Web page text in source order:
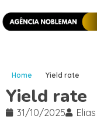
Home Yield rate
Yield rate
31/10/2025